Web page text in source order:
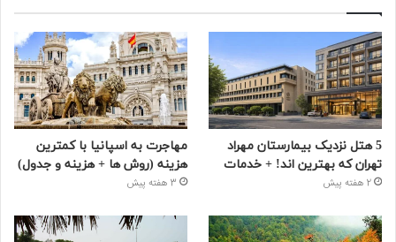
5 هتل نزدیک بیمارستان مهراد
تهران که بهترین‌ اند! + خدمات
2 هفته پیش
مهاجرت به اسپانیا با کمترین
هزینه (روش ها + هزینه و جدول)
3 هفته پیش